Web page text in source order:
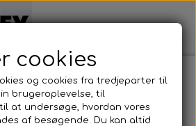
Nøglehus Honda - Nøglehus
cookies
og cookies fra tredjeparter til
brugeroplevelse, til
at undersøge, hvordan vores
af besøgende. Du kan altid